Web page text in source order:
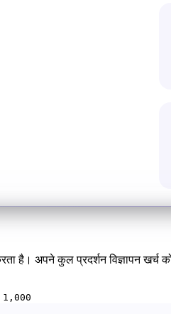
है। अपने कुल प्रदर्शन विज्ञापन
1,000